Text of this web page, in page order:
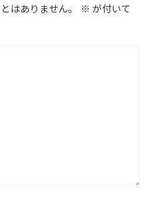
はありません。 ※ が付いて